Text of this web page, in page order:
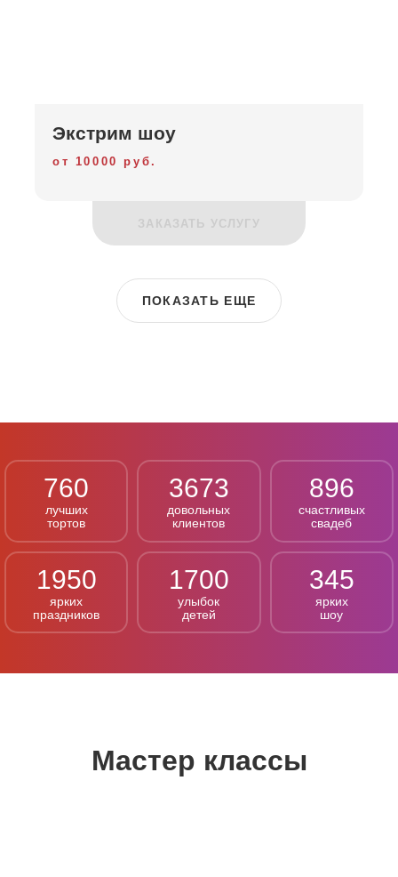
Экстрим шоу
от 10000 руб.
ЗАКАЗАТЬ УСЛУГУ
ПОКАЗАТЬ ЕЩЕ
760
лучших
тортов
3673
довольных
клиентов
896
счастливых
свадеб
1950
ярких
праздников
1700
улыбок
детей
345
ярких
шоу
Мастер классы